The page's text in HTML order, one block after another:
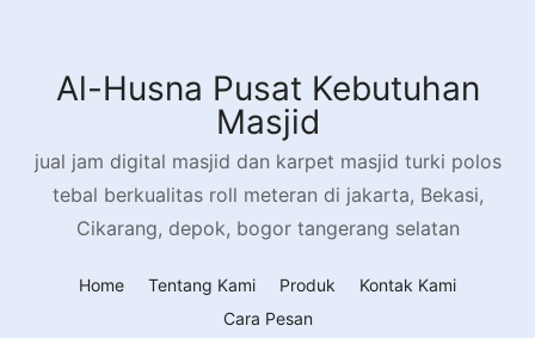
contentAl-Husna Pusat Kebutuhan
Masjid
jual jam digital masjid dan karpet masjid turki polos
tebal berkualitas roll meteran di jakarta, Bekasi,
Cikarang, depok, bogor tangerang selatan
Home Tentang Kami Produk
Kontak Kami
Cara Pesan